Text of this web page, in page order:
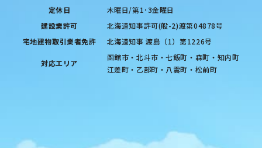
定休日
木曜日/第1･3金曜日
建設業許可
北海道知事許可(般-2)渡第04878号
宅地建物取引業者免許
北海道知事 渡島（1）第1226号
対応エリア
函館市・北斗市・七飯町・森町・知内町
江差町・乙部町・八雲町・松前町